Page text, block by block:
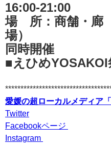
16:00-21:00
場 所：商舗・廊
場）
同時開催
■えひめYOSAKOI
愛媛の超ローカルメディア
Twitter
Facebookページ
Instagram